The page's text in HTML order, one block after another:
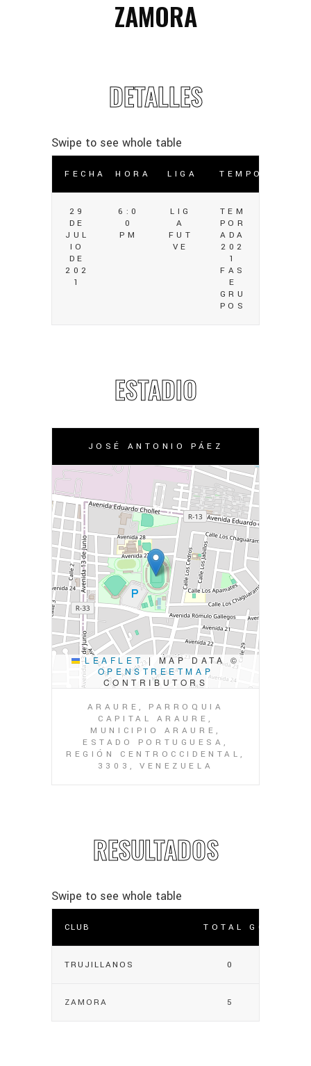
ZAMORA
DETALLES
FECHA HORA LIGA TEMPORADA
29
DE
JUL
IO
DE
202
1
6:0
0
PM
LIG
A
FUT
VE
TEM
POR
ADA
202
1
FAS
E
GRU
POS
ESTADIO
JOSÉ ANTONIO PÁEZ
LEAFLET |
MAP DATA ©
OPENSTREETMAP
CONTRIBUTORS
ARAURE, PARROQUIA
CAPITAL ARAURE,
MUNICIPIO ARAURE,
ESTADO PORTUGUESA,
REGIÓN CENTROCCIDENTAL,
3303, VENEZUELA
RESULTADOS
CLUB TOTAL GOLES
TRUJILLANOS 0
ZAMORA 5